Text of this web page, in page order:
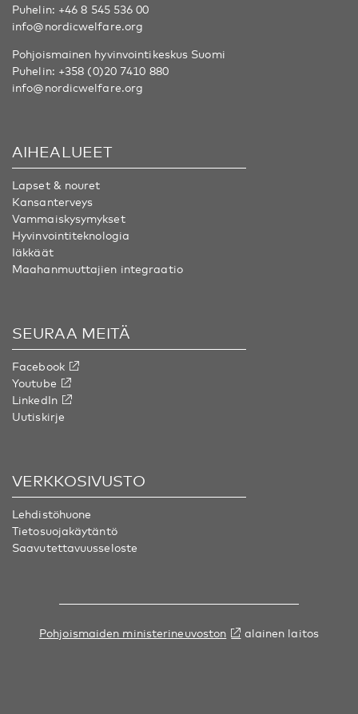
Puhelin: +46 8 545 536 00
info@nordicwelfare.org
Pohjoismainen hyvinvointikeskus Suomi
Puhelin: +358 (0)20 7410 880
info@nordicwelfare.org
AIHEALUEET
Lapset & nouret
Kansanterveys
Vammaiskysymykset
Hyvinvointiteknologia
Iäkkäät
Maahanmuuttajien integraatio
SEURAA MEITÄ
Facebook
Youtube
LinkedIn
Uutiskirje
VERKKOSIVUSTO
Lehdistöhuone
Tietosuojakäytäntö
Saavutettavuusseloste
Pohjoismaiden ministerineuvoston alainen laitos